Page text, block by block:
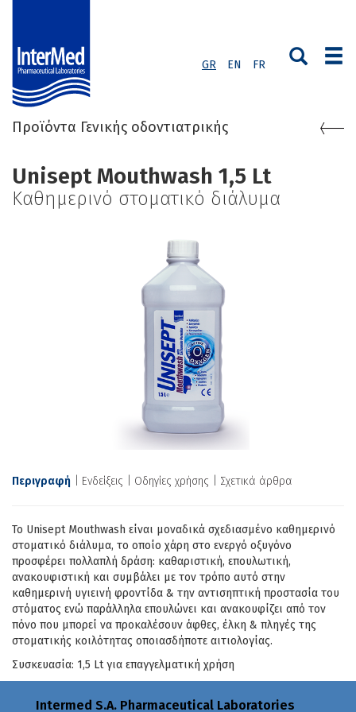
GR EN FR
Προϊόντα Γενικής οδοντιατρικής
Unisept Mouthwash 1,5 Lt
Καθημερινό στοματικό διάλυμα
Περιγραφή Ενδείξεις Οδηγίες χρήσης Σχετικά άρθρα
Το Unisept Mouthwash είναι μοναδικά σχεδιασμένο καθημερινό
στοματικό διάλυμα, το οποίο χάρη στο ενεργό οξυγόνο
προσφέρει πολλαπλή δράση: καθαριστική, επουλωτική,
ανακουφιστική και συμβάλει με τον τρόπο αυτό στην
καθημερινή υγιεινή φροντίδα & την αντισηπτική προστασία του
στόματος ενώ παράλληλα επουλώνει και ανακουφίζει από τον
πόνο που μπορεί να προκαλέσουν άφθες, έλκη & πληγές της
στοματικής κοιλότητας οποιασδήποτε αιτιολογίας.
Συσκευασία: 1,5 Lt για επαγγελματική χρήση
Intermed S.A. Pharmaceutical Laboratories